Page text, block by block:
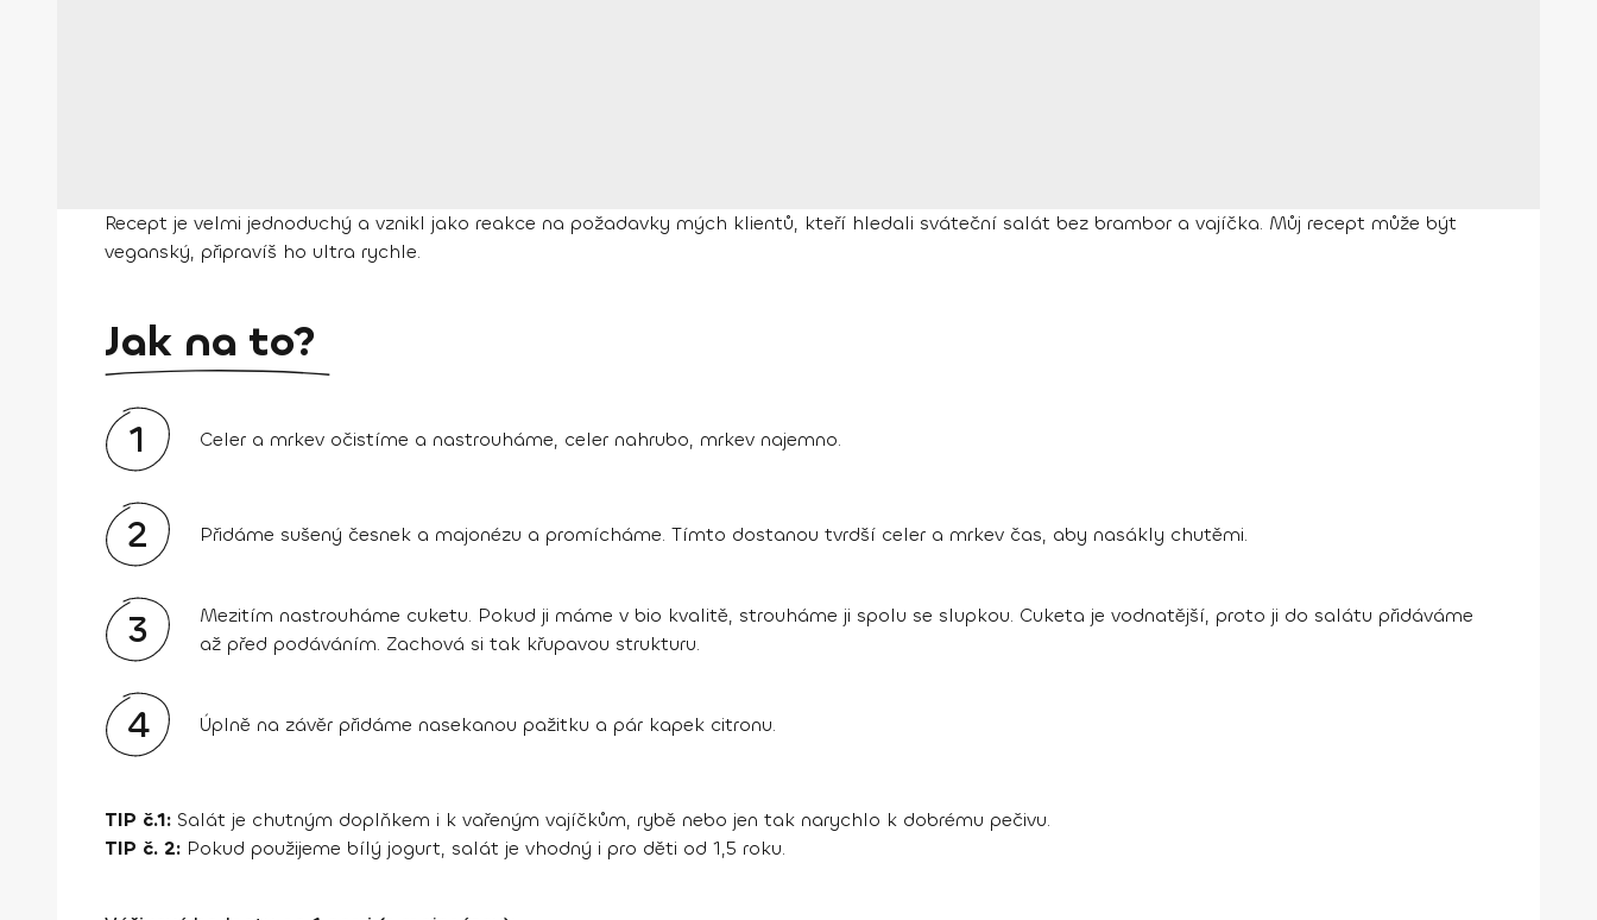
Recept je velmi jednoduchý a vznikl jako reakce na požadavky mých klientů, kteří hledali sváteční salát bez brambor a vajíčka. Můj recept může být
veganský, připravíš ho ultra rychle.
Jak na to?
1 Celer a mrkev očistíme a nastrouháme, celer nahrubo, mrkev najemno.
2 Přidáme sušený česnek a majonézu a promícháme. Tímto dostanou tvrdší celer a mrkev čas, aby nasákly chutěmi.
3
Mezitím nastrouháme cuketu. Pokud ji máme v bio kvalitě, strouháme ji spolu se slupkou. Cuketa je vodnatější, proto ji do salátu přidáváme
až před podáváním. Zachová si tak křupavou strukturu.
4 Úplně na závěr přidáme nasekanou pažitku a pár kapek citronu.
TIP č.1: Salát je chutným doplňkem i k vařeným vajíčkům, rybě nebo jen tak narychlo k dobrému pečivu.
TIP č. 2: Pokud použijeme bílý jogurt, salát je vhodný i pro děti od 1,5 roku.